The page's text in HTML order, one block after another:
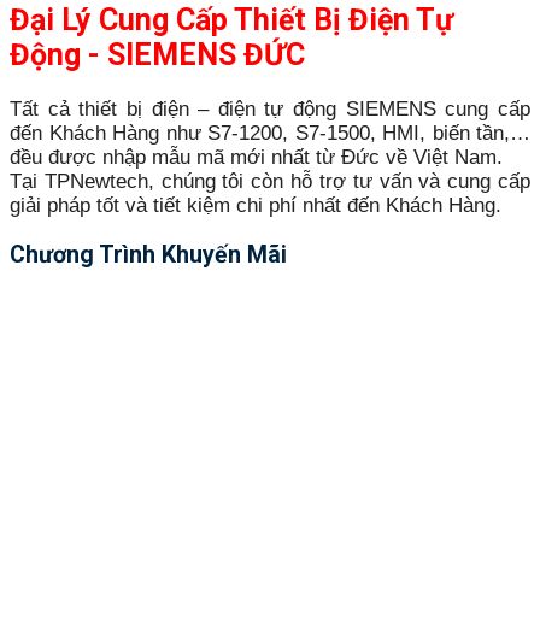
Đại Lý Cung Cấp Thiết Bị Điện Tự
Động - SIEMENS ĐỨC
Tất cả thiết bị điện – điện tự động SIEMENS cung cấp
đến Khách Hàng như S7-1200, S7-1500, HMI, biến tần,…
đều được nhập mẫu mã mới nhất từ Đức về Việt Nam.
Tại TPNewtech, chúng tôi còn hỗ trợ tư vấn và cung cấp
giải pháp tốt và tiết kiệm chi phí nhất đến Khách Hàng.
Chương Trình Khuyến Mãi